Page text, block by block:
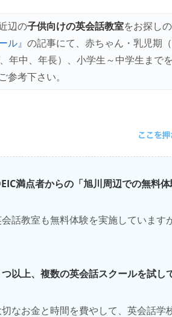
辺の子供向けの英会話教室をお探しの
ル』 の記事にて、赤ちゃん・乳児期
年中、年長）、小学生～中学生まで
参考下さい。
満点者からの「旭川周辺での無料体
話教室も無料体験を実施しています
つ以上、複数の英会話スクールを試し
なお金と時間を費やして、英会話学